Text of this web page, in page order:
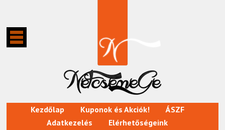
Kezdőlap Kuponok és Akciók!
ÁSZF
Adatkezelés
Elérhetőségeink